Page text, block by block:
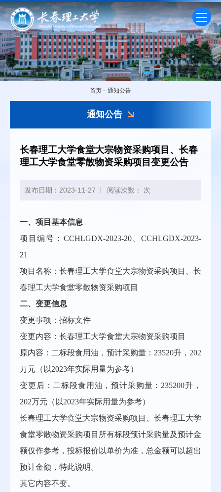
通知公告
首页 - 通知公告
长春理工大学食堂大宗物资采购项目、长春
理工大学食堂零散物资采购项目变更公告
发布日期：2023-11-27 阅读次数： 次
一、项目基本信息
项目编号： CCHLGDX-2023-20、CCHLGDX-2023-
21
项目名称：长春理工大学食堂大宗物资采购项目、长
春理工大学食堂零散物资采购项目
二、变更信息
变更事项： 招标文件
变更内容：长春理工大学食堂大宗物资采购项目
原内容：二标段食用油，预计采购量： 23520升，202
万元（以2023年实际用量为参考）
变更后：二标段食用油，预计采购量： 235200升，
202万元（以2023年实际用量为参考）
长春理工大学食堂大宗物资采购项目、长春理工大学
食堂零散物资采购项目 所有标段预计采购量及预计金
额仅作参考，投标报价以单价为准，总金额可以超出
预计金额，特此说明。
其它内容不变。